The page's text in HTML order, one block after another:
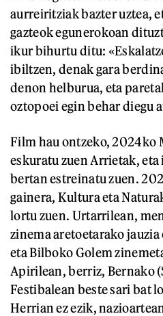
aurreiritziak bazter uztea,
gazteok egunerokoan
ikur bihurtu ditu:
ibiltzen, denak gara
denon helburua, eta
oztopoei egin behar diegu
Film hau ontzeko, 2024ko
eskuratu zuen Arrietak,
bertan estreinatu zuen.
gainera, Kultura eta
lortu zuen. Urtarrilean,
zinema aretoetarako
eta Bilboko Golem
Apirilean, berriz, Bernako
Festibalean beste sari bat
Herrian ez ezik,